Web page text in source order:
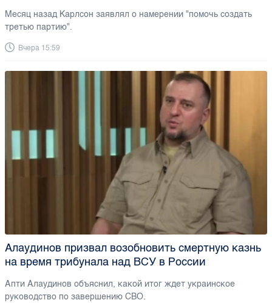
Месяц назад Карлсон заявлял о намерении "помочь создать
третью партию".
Вчера 15:59
Алаудинов призвал возобновить смертную казнь
на время трибунала над ВСУ в России
Апти Алаудинов объяснил, какой итог ждет украинское
руководство по завершению СВО.